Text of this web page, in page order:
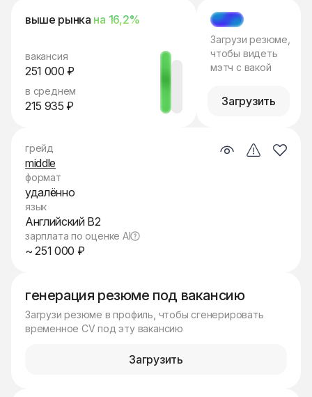
выше рынка на 16,2%
вакансия
251 000 ₽
в среднем
215 935 ₽
МЭТЧ
Загрузи резюме,
чтобы видеть
мэтч с вакой
Загрузить
генерация резюме под вакансию
Загрузи резюме в профиль, чтобы сгенерировать
временное CV под эту вакансию
Загрузить
грейд
middle
формат
удалённо
язык
Английский B2
зарплата по оценке AI
~ 251 000 ₽